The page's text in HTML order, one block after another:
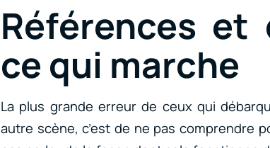
Références et
ce qui marche
La plus grande erreur de ceux qui
autre scène, c’est de ne pas comprendre